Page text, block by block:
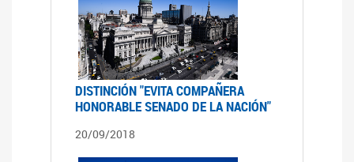
DISTINCIÓN "EVITA COMPAÑERA
HONORABLE SENADO DE LA NACIÓN"
20/09/2018